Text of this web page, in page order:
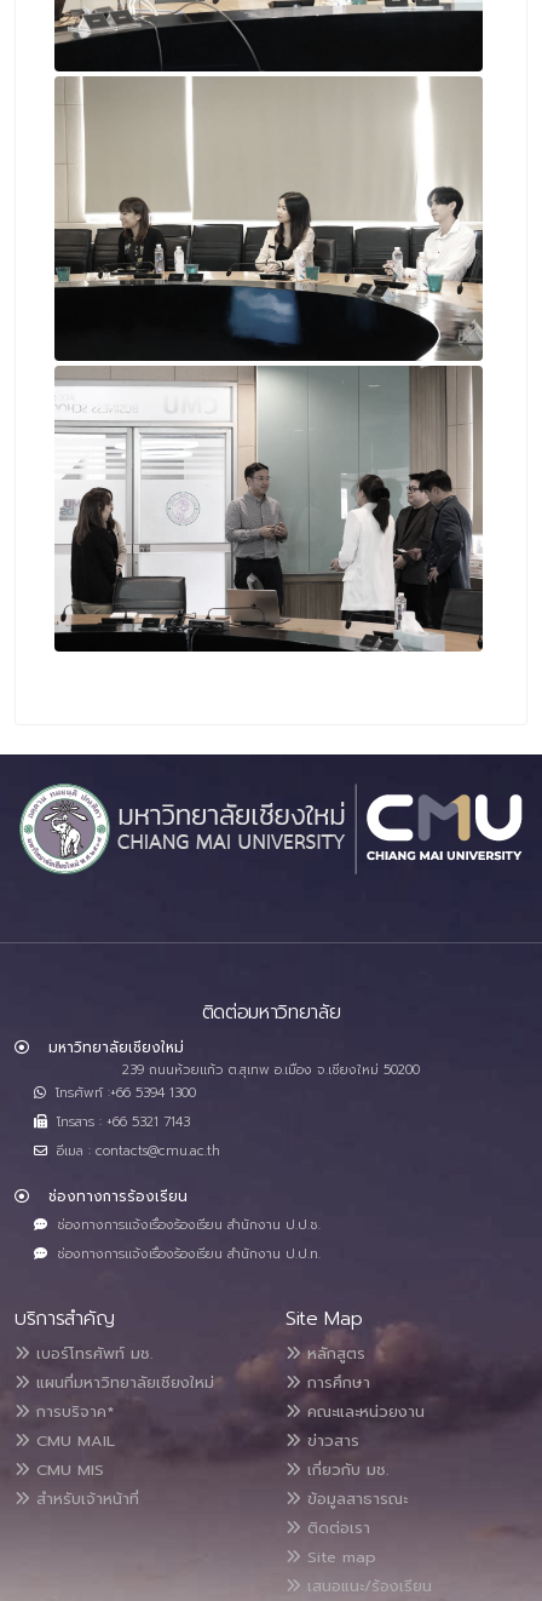
ติดต่อมหาวิทยาลัย
มหาวิทยาลัยเชียงใหม่
239 ถนนห้วยแก้ว ต.สุเทพ อ.เมือง จ.เชียงใหม่ 50200
โทรศัพท์ :+66 5394 1300
โทรสาร : +66 5321 7143
อีเมล : contacts@cmu.ac.th
ช่องทางการร้องเรียน
ช่องทางการแจ้งเรื่องร้องเรียน สำนักงาน ป.ป.ช.
ช่องทางการแจ้งเรื่องร้องเรียน สำนักงาน ป.ป.ท.
บริการสำคัญ
เบอร์โทรศัพท์ มช.
แผนที่มหาวิทยาลัยเชียงใหม่
การบริจาค*
CMU MAIL
CMU MIS
สำหรับเจ้าหน้าที่
Site Map
หลักสูตร
การศึกษา
คณะและหน่วยงาน
ข่าวสาร
เกี่ยวกับ มช.
ข้อมูลสาธารณะ
ติดต่อเรา
Site map
เสนอแนะ/ร้องเรียน